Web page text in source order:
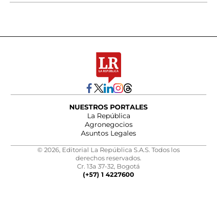
NUESTROS PORTALES
La República
Agronegocios
Asuntos Legales
© 2026, Editorial La República S.A.S. Todos los
derechos reservados.
Cr. 13a 37-32, Bogotá
(+57) 1 4227600